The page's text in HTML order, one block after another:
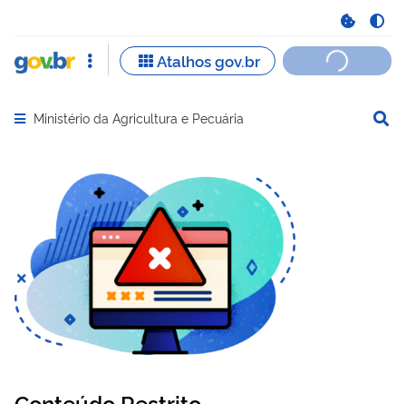
Abrir menu principal de navegação
Ministério da Agricultura e Pecuária